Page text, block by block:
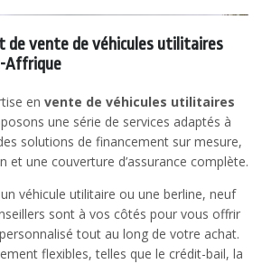
de vente de véhicules utilitaires
Affrique
en vente de véhicules utilitaires
une série de services adaptés à
solutions de financement sur mesure,
et une couverture d’assurance complète.
véhicule utilitaire ou une berline, neuf
sont à vos côtés pour vous offrir
tout au long de votre achat.
flexibles, telles que le crédit-bail, la